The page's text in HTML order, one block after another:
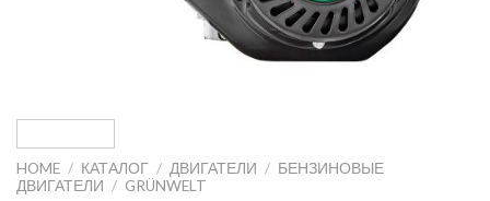
HOME / КАТАЛОГ / ДВИГАТЕЛИ / БЕНЗИНОВЫЕ
ДВИГАТЕЛИ / GRÜNWELT